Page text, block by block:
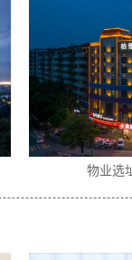
酒店加